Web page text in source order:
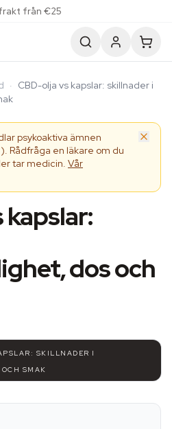
från €25
· CBD-olja vs kapslar: skillnader i
psykoaktiva ämnen
Rådfråga en läkare om du
tar medicin. Vår
kapslar:
dos och
SKILLNADER I
SMAK